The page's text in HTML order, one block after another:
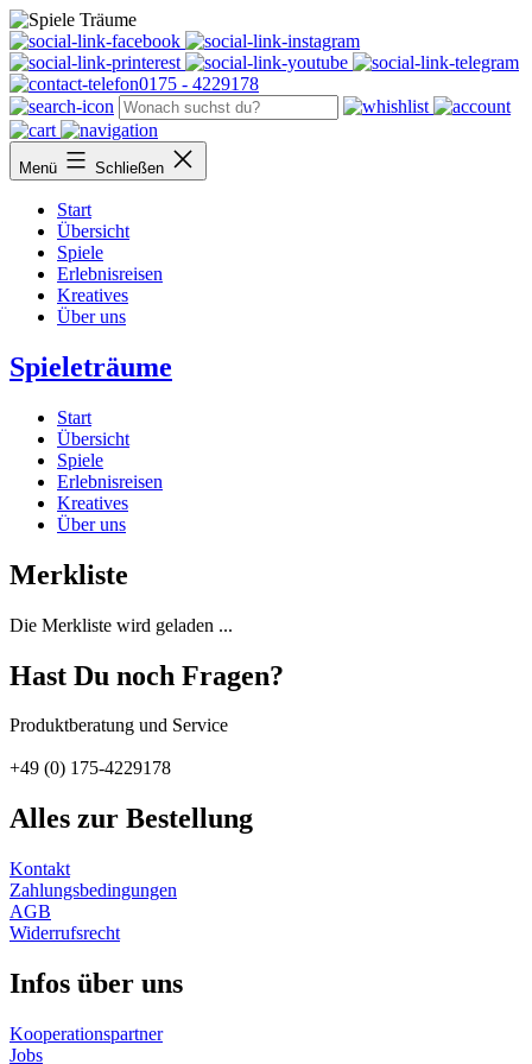
Facebook
Thumble
Printerest
Youtube
0175 - 4229178
Menü Schließen
Start
Übersicht
Spiele
Erlebnisreisen
Kreatives
Über uns
Spieleträume
Start
Übersicht
Spiele
Erlebnisreisen
Kreatives
Über uns
Merkliste
Die Merkliste wird geladen ...
Hast Du noch Fragen?
Produktberatung und Service
+49 (0) 175-4229178
Alles zur Bestellung
Kontakt
Zahlungs­bedingungen
AGB
Widerrufs­recht
Infos über uns
Kooperations­partner
Jobs